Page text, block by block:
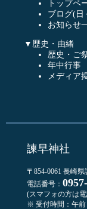
トップペ
ブログ(日
お知らせ
▼歴史・由緒
歴史・ご
年中行事
メディア
諫早神社
〒854-0061 長崎
電話番号：
(スマフォの方は
※ 受付時間：午前